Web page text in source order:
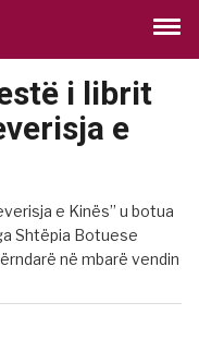
i librit
e
e Kinës” u botua
Shtëpia Botuese
në mbarë vendin